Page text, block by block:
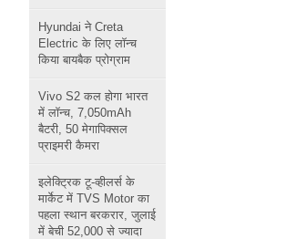
Hyundai ने Creta
Electric के लिए लॉन्च
किया बायबैक प्रोग्राम
Vivo S2 कल होगा भारत
में लॉन्च, 7,050mAh
बैटरी, 50 मेगापिक्सल
प्राइमरी कैमरा
इलेक्ट्रिक टू-व्हीलर्स के
मार्केट में TVS Motor का
पहला स्थान बरकरार, जुलाई
में बेची 52,000 से ज्यादा